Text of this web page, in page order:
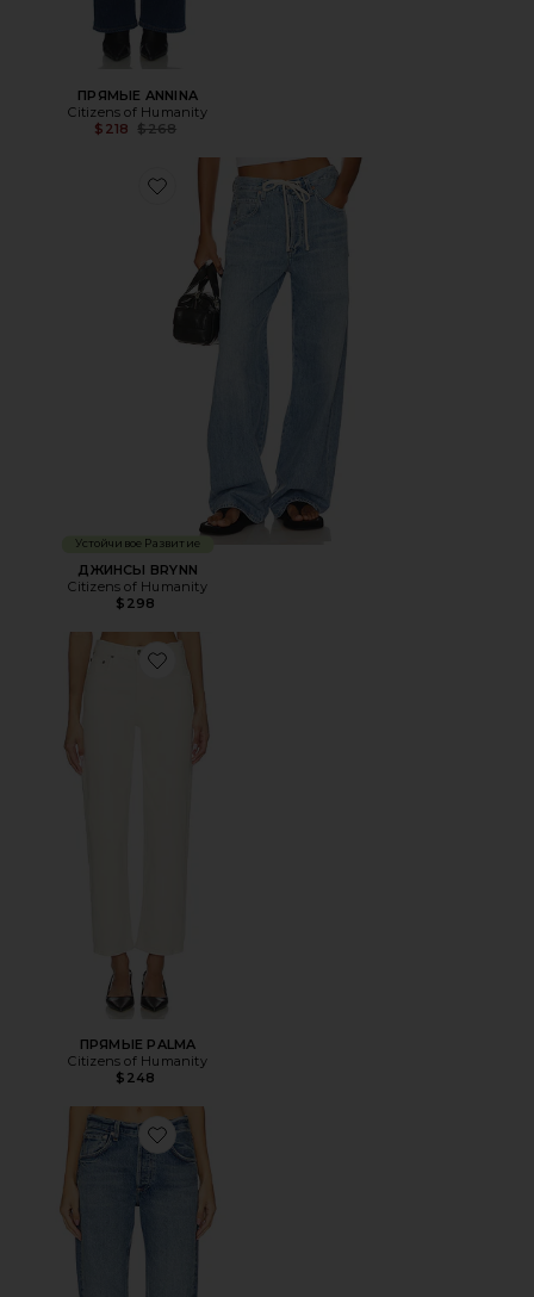
ПРЯМЫЕ ANNINA
Citizens of Humanity
$218
Previous price:
$268
Favorite ДЖИНСЫ BRYNN
Устойчивое Развитие
ДЖИНСЫ BRYNN
Citizens of Humanity
$298
Favorite ПРЯМЫЕ PALMA
ПРЯМЫЕ PALMA
Citizens of Humanity
$248
Favorite БОЙФРЕНД WINSLOW